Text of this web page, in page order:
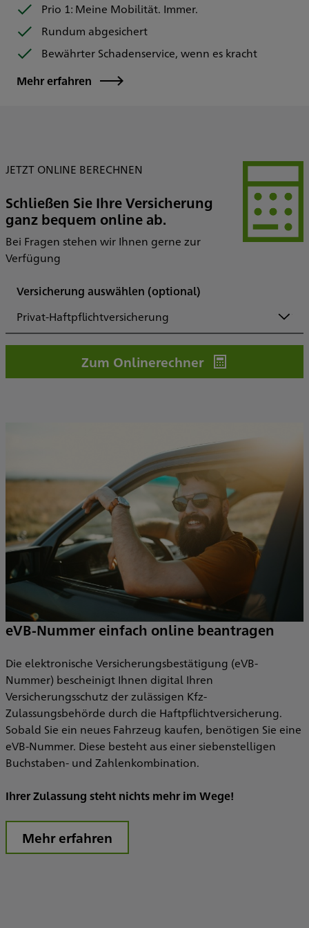
Prio 1: Meine Mobilität. Immer.
Rundum abgesichert
Bewährter Schadenservice, wenn es kracht
Mehr erfahren
JETZT ONLINE BERECHNEN
Schließen Sie Ihre Versicherung
ganz bequem online ab.
Bei Fragen stehen wir Ihnen gerne zur
Verfügung
Versicherung auswählen (optional)
Privat-Haftpflichtversicherung
Zum Onlinerechner
eVB-Nummer einfach online beantragen
Die elektronische Versicherungsbestätigung (eVB-
Nummer) bescheinigt Ihnen digital Ihren
Versicherungsschutz der zulässigen Kfz-
Zulassungsbehörde durch die Haftpflichtversicherung.
Sobald Sie ein neues Fahrzeug kaufen, benötigen Sie eine
eVB-Nummer. Diese besteht aus einer siebenstelligen
Buchstaben- und Zahlenkombination.
Ihrer Zulassung steht nichts mehr im Wege!
Mehr erfahren